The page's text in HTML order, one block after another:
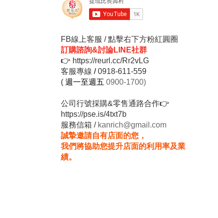
FB線上客服 / 點擊右下方粉紅圓圈
訂購諮詢&討論LINE社群
👉 https://reurl.cc/Rr2vLG
客服專線 /0918-611-559
( 週一至週五 0900-1700)
公司行號採購&零售通路合作👉
https://pse.is/4txt7b
服務信箱 / kanrich@gmail.com
誠摯邀請自有店面的您，
我們將協助您提升店面的利用率及業
績。